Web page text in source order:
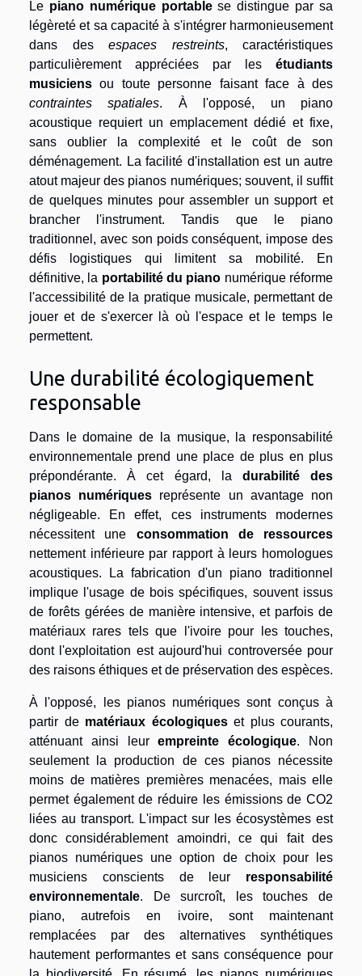
Le piano numérique portablese distingue par sa
légèreté et sa capacité à s'intégrer harmonieusement
dans des espaces restreints, caractéristiques
particulièrement appréciées par les étudiants
musiciens ou toute personne faisant face à des
contraintes spatiales. À l'opposé, un piano
acoustique requiert un emplacement dédié et fixe,
sans oublier la complexité et le coût de son
déménagement. La facilité d'installation est un autre
atout majeur des pianos numériques; souvent, il suffit
de quelques minutes pour assembler un support et
brancher l'instrument. Tandis que le piano
traditionnel, avec son poids conséquent, impose des
défis logistiques qui limitent sa mobilité. En
définitive, la portabilité du piano numérique réforme
l'accessibilité de la pratique musicale, permettant de
jouer et de s'exercer là où l'espace et le temps le
permettent.
Une durabilité écologiquement
responsable
Dans le domaine de la musique, la responsabilité
environnementale prend une place de plus en plus
prépondérante. À cet égard, la durabilité des
pianos numériques représente un avantage non
négligeable. En effet, ces instruments modernes
nécessitent une consommation de ressources
nettement inférieure par rapport à leurs homologues
acoustiques. La fabrication d'un piano traditionnel
implique l'usage de bois spécifiques, souvent issus
de forêts gérées de manière intensive, et parfois de
matériaux rares tels que l'ivoire pour les touches,
dont l'exploitation est aujourd'hui controversée pour
des raisons éthiques et de préservation des espèces.
À l'opposé, les pianos numériques sont conçus à
partir de matériaux écologiqueset plus courants,
atténuant ainsi leurempreinte écologique. Non
seulement la production de ces pianos nécessite
moins de matières premières menacées, mais elle
permet également de réduire les émissions de CO2
liées au transport. L'impact sur les écosystèmes est
donc considérablement amoindri, ce qui fait des
pianos numériques une option de choix pour les
musiciens conscients de leur responsabilité
environnementale. De surcroît, les touches de
piano, autrefois en ivoire, sont maintenant
remplacées par des alternatives synthétiques
hautement performantes et sans conséquence pour